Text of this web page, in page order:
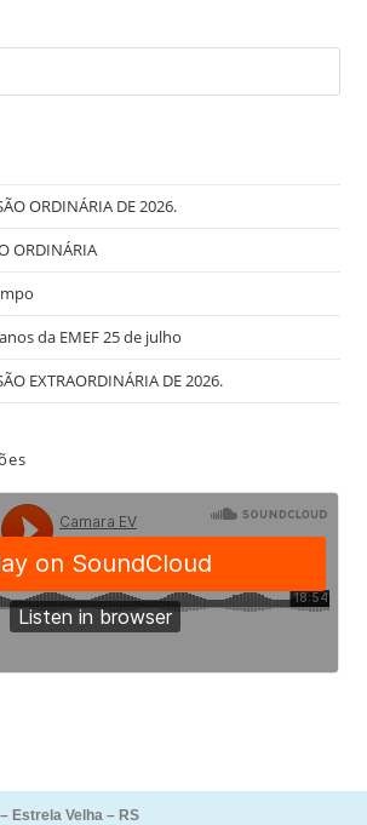
ORDINÁRIA DE 2026.
ORDINÁRIA
da EMEF 25 de julho
EXTRAORDINÁRIA DE 2026.
Estrela Velha – RS